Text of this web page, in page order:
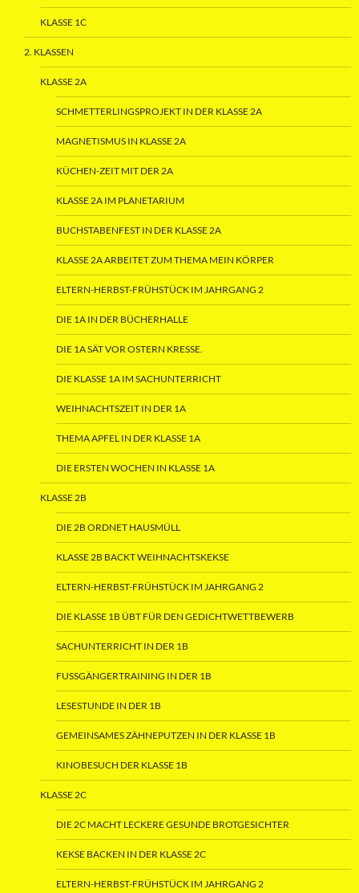
KLASSE 1C
2. KLASSEN
KLASSE 2A
SCHMETTERLINGSPROJEKT IN DER KLASSE 2A
MAGNETISMUS IN KLASSE 2A
KÜCHEN-ZEIT MIT DER 2A
KLASSE 2A IM PLANETARIUM
BUCHSTABENFEST IN DER KLASSE 2A
KLASSE 2A ARBEITET ZUM THEMA MEIN KÖRPER
ELTERN-HERBST-FRÜHSTÜCK IM JAHRGANG 2
DIE 1A IN DER BÜCHERHALLE
DIE 1A SÄT VOR OSTERN KRESSE.
DIE KLASSE 1A IM SACHUNTERRICHT
WEIHNACHTSZEIT IN DER 1A
THEMA APFEL IN DER KLASSE 1A
DIE ERSTEN WOCHEN IN KLASSE 1A
KLASSE 2B
DIE 2B ORDNET HAUSMÜLL
KLASSE 2B BACKT WEIHNACHTSKEKSE
ELTERN-HERBST-FRÜHSTÜCK IM JAHRGANG 2
DIE KLASSE 1B ÜBT FÜR DEN GEDICHTWETTBEWERB
SACHUNTERRICHT IN DER 1B
FUSSGÄNGERTRAINING IN DER 1B
LESESTUNDE IN DER 1B
GEMEINSAMES ZÄHNEPUTZEN IN DER KLASSE 1B
KINOBESUCH DER KLASSE 1B
KLASSE 2C
DIE 2C MACHT LECKERE GESUNDE BROTGESICHTER
KEKSE BACKEN IN DER KLASSE 2C
ELTERN-HERBST-FRÜHSTÜCK IM JAHRGANG 2